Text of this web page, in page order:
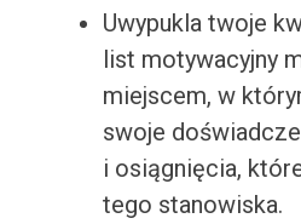
Uwypukla twoje
list motywacyjny
miejscem, w
swoje
i osiągnięcia,
tego stanowiska.